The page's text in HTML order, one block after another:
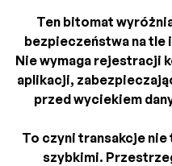
Ten bitomat
bezpieczeństwa na tle
Nie wymaga rejestracji
aplikacji,
przed wyciekiem
To czyni transakcje
szybkimi.